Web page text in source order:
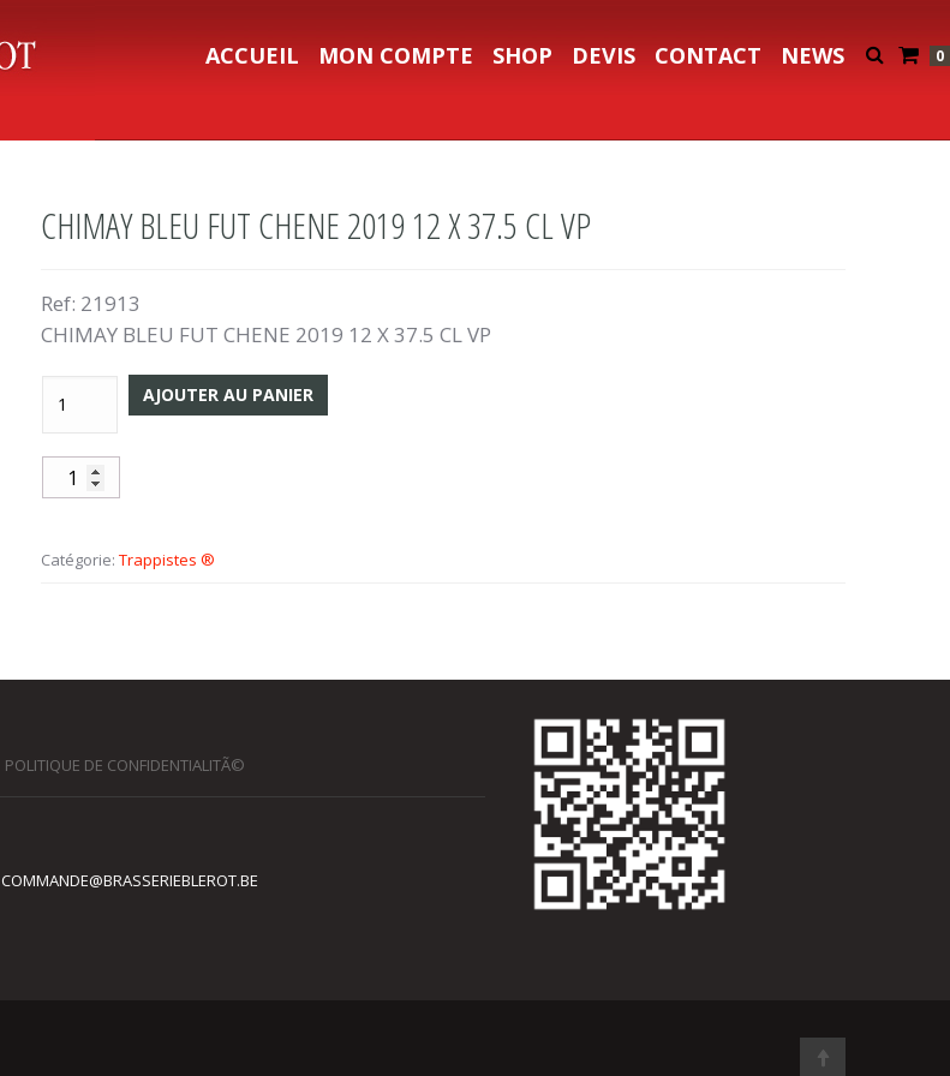
0
ACCUEIL MON COMPTE SHOP DEVIS CONTACT NEWS
CHIMAY BLEU FUT CHENE 2019 12 X 37.5 CL VP
Ref: 21913
CHIMAY BLEU FUT CHENE 2019 12 X 37.5 CL VP
AJOUTER AU PANIER
Catégorie: Trappistes ®
POLITIQUE DE CONFIDENTIALITÃ©
COMMANDE@BRASSERIEBLEROT.BE